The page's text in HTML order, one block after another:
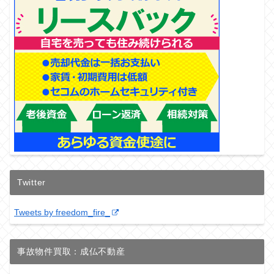
Twitter
Tweets by freedom_fire_
事故物件買取：成仏不動産